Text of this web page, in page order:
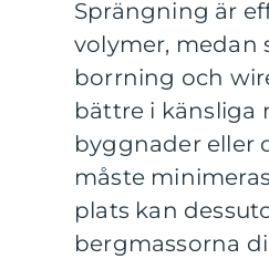
Sprängning är
volymer, medan
borrning och
bättre i känsliga
byggnader eller
måste
plats kan
bergmassorna